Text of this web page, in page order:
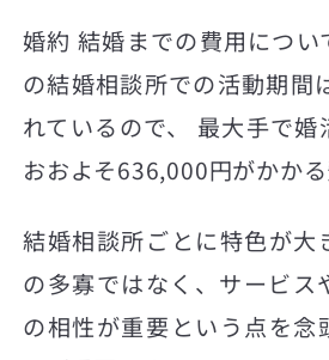
婚約 結婚までの費用につい
の結婚相談所での活動期間
れているので、 最大手で婚
おおよそ636,000円がかかる
結婚相談所ごとに特色が大
の多寡ではなく、サービス
の相性が重要という点を念